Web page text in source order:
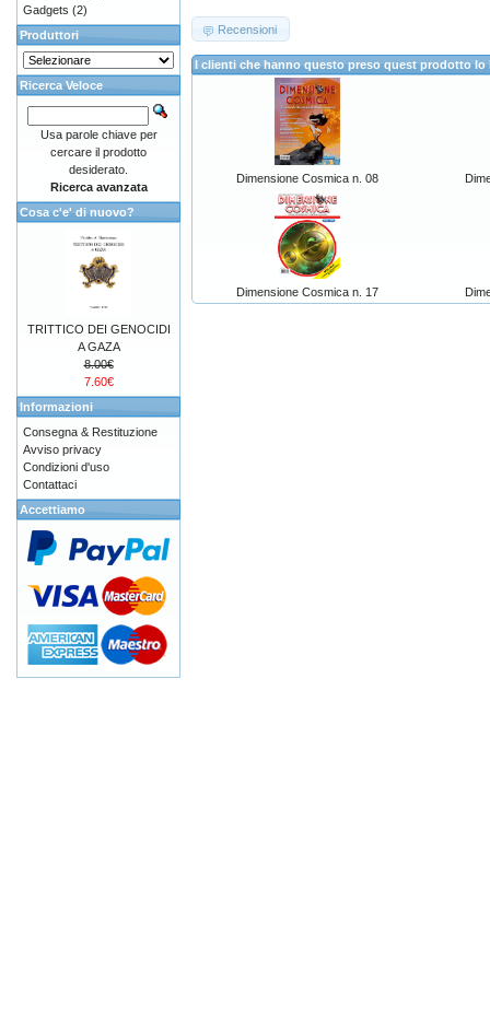
Recensioni
I clienti che hanno questo preso quest prodotto
Dimensione Cosmica n. 08
Dimensione Cosmica n. 17
Gadgets (2)
Produttori
Ricerca Veloce
Usa parole chiave per
cercare il prodotto
desiderato.
Ricerca avanzata
Cosa c'e' di nuovo?
TRITTICO DEI GENOCIDI
A GAZA
8.00€
7.60€
Informazioni
Consegna & Restituzione
Avviso privacy
Condizioni d'uso
Contattaci
Accettiamo